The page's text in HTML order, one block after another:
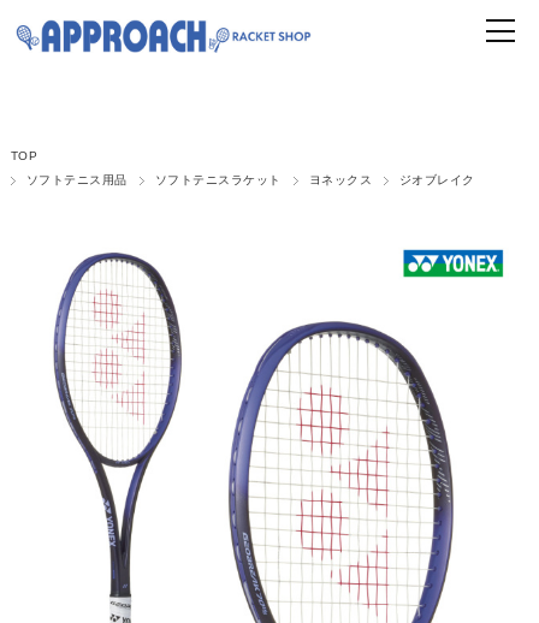
TOP
ソフトテニス用品
ソフトテニスラケット ヨネックス ジオブレイク